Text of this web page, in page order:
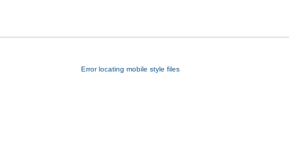
Error locating mobile style files